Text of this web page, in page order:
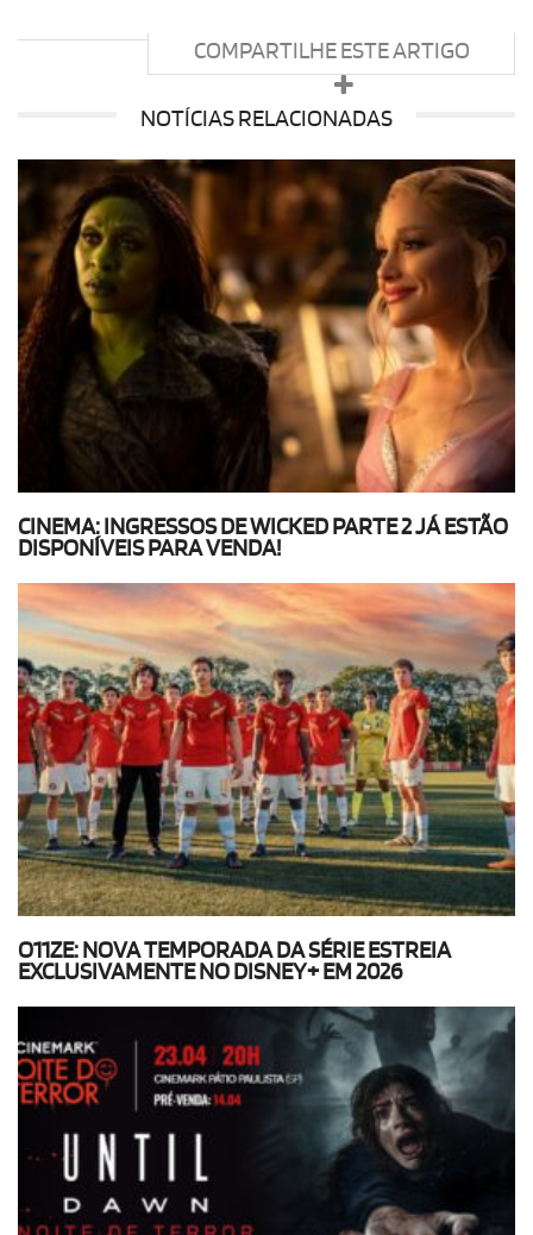
COMPARTILHE ESTE ARTIGO
NOTÍCIAS RELACIONADAS
CINEMA: INGRESSOS DE WICKED PARTE 2 JÁ ESTÃO
DISPONÍVEIS PARA VENDA!
O11ZE: NOVA TEMPORADA DA SÉRIE ESTREIA
EXCLUSIVAMENTE NO DISNEY+ EM 2026